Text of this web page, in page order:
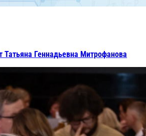
Геннадьевна Митрофанова